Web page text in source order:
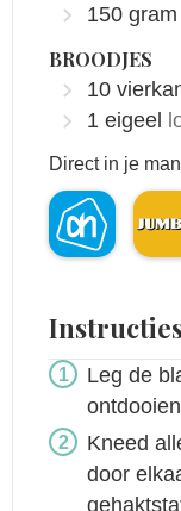
150 gram
BROODJES
10
1 eigeel
Direct in je
Leg de
Kneed
door